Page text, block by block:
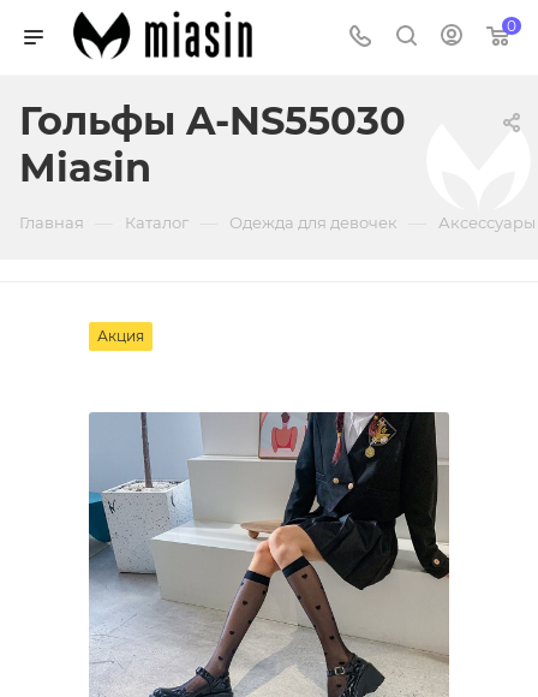
0
Гольфы A-NS55030
Miasin
Главная Каталог Одежда для девочек
Акция